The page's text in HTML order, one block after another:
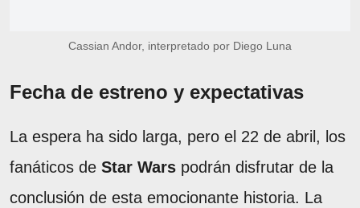
Cassian Andor, interpretado por Diego Luna
Fecha de estreno y expectativas
La espera ha sido larga, pero el 22 de abril, los
fanáticos de Star Wars podrán disfrutar de la
conclusión de esta emocionante historia. La